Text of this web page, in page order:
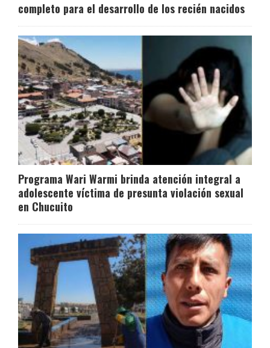
completo para el desarrollo de los recién nacidos
Programa Wari Warmi brinda atención integral a
adolescente víctima de presunta violación sexual
en Chucuito